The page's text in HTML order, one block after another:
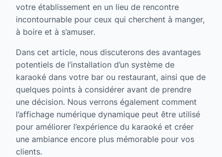
votre établissement en un lieu de rencontre
incontournable pour ceux qui cherchent à manger,
à boire et à s’amuser.
Dans cet article, nous discuterons des avantages
potentiels de l’installation d’un système de
karaoké dans votre bar ou restaurant, ainsi que de
quelques points à considérer avant de prendre
une décision. Nous verrons également comment
l’affichage numérique dynamique peut être utilisé
pour améliorer l’expérience du karaoké et créer
une ambiance encore plus mémorable pour vos
clients.